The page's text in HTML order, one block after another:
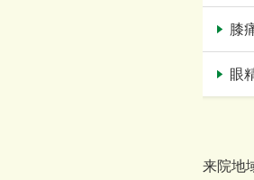
膝
眼
来院地